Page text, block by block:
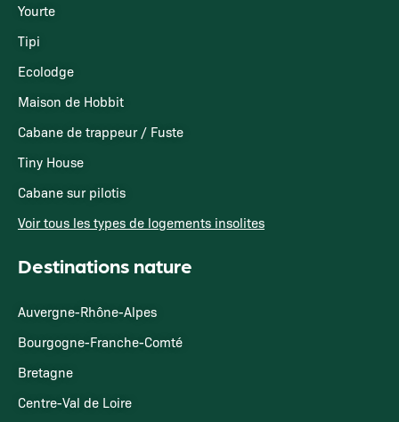
Yourte
Tipi
Ecolodge
Maison de Hobbit
Cabane de trappeur / Fuste
Tiny House
Cabane sur pilotis
Voir tous les types de logements insolites
Destinations nature
Auvergne-Rhône-Alpes
Bourgogne-Franche-Comté
Bretagne
Centre-Val de Loire